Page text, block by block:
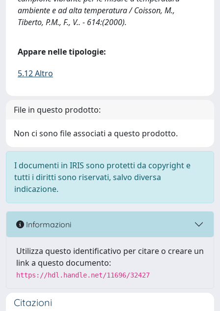
ambiente e ad alta temperatura / Coisson, M.,
Tiberto, P.M., F., V.. - 614:(2000).
Appare nelle tipologie:
5.12 Altro
File in questo prodotto:
Non ci sono file associati a questo prodotto.
I documenti in IRIS sono protetti da copyright e
tutti i diritti sono riservati, salvo diversa
indicazione.
Informazioni
Utilizza questo identificativo per citare o creare un
link a questo documento:
https://hdl.handle.net/11696/32427
Citazioni